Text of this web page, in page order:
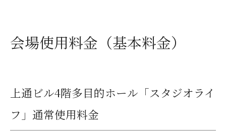
会場使用料金（基本料金）
上通ビル4階多目的ホール「スタジオライ
フ」通常使用料金